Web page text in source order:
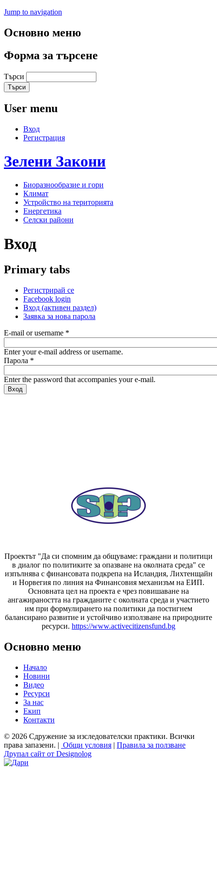
Jump to navigation
Основно меню
Форма за търсене
Търси
User menu
Вход
Регистрация
Зелени Закони
Биоразнообразие и гори
Климат
Устройство на територията
Енергетика
Селски райони
Вход
Primary tabs
Регистрирай се
Facebook login
Вход (активен раздел)
Заявка за нова парола
E-mail or username *
Enter your e-mail address or username.
Парола *
Enter the password that accompanies your e-mail.
Проектът "Да си спомним да общуваме: граждани и политици
в диалог по политиките за опазване на околната среда" се
изпълнява с финансовата подкрепа на Исландия, Лихтенщайн
и Норвегия по линия на Финансовия механизъм на ЕИП.
Основната цел на проекта е чрез повишаване на
ангажираността на гражданите с околната среда и участието
им при формулирането на политики да постигнем
балансирано развитие и устойчиво използване на природните
ресурси. https://www.activecitizensfund.bg
Основно меню
Начало
Новини
Видео
Ресурси
За нас
Екип
Контакти
© 2026 Сдружение за изследователски практики. Всички
права запазени. | Общи условия | Правила за ползване
Друпал сайт от Designolog